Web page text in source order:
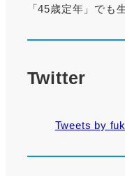
「45歳定年」でも
Twitter
Tweets by